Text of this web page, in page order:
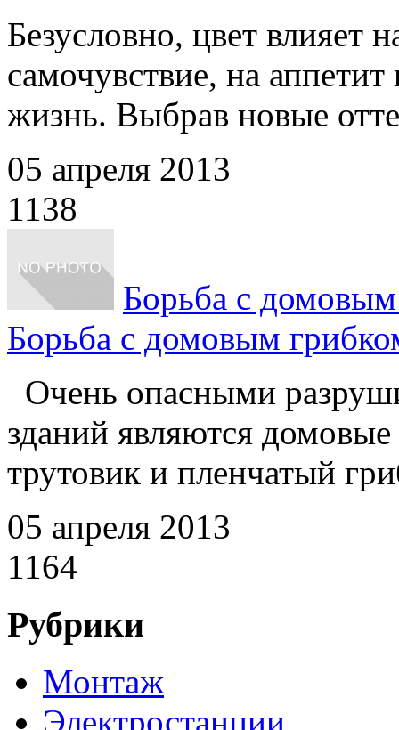
Безусловно, цвет влияет
самочувствие, на
жизнь. Выбрав новые
05 апреля 2013
1138
Борьба с
Борьба с домовым
Очень опасными
зданий являются
трутовик и пленчатый
05 апреля 2013
1164
Рубрики
Монтаж
Электростанции